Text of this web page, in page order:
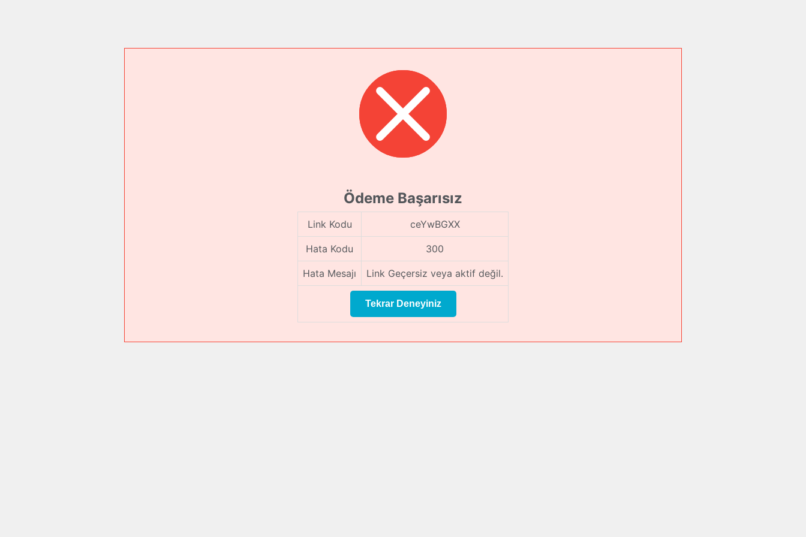
Ödeme Başarısız
Link Kodu ceYwBGXX
Hata Kodu 300
Hata Mesajı Link Geçersiz veya aktif değil.
Tekrar Deneyiniz